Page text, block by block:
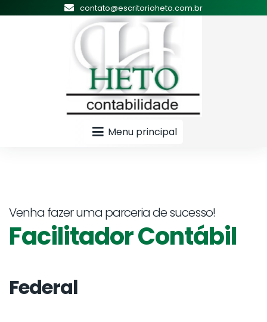
contato@escritorioheto.com.br
Menu principal
Venha fazer uma parceria de sucesso!
Facilitador Contábil
Federal